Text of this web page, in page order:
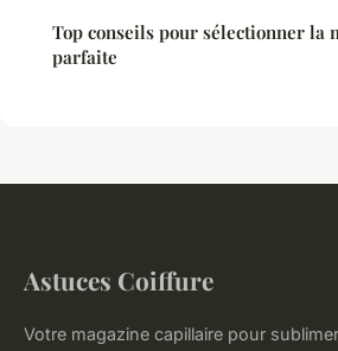
Top conseils pour sélectionner la
parfaite
Astuces Coiffure
Votre magazine capillaire pour